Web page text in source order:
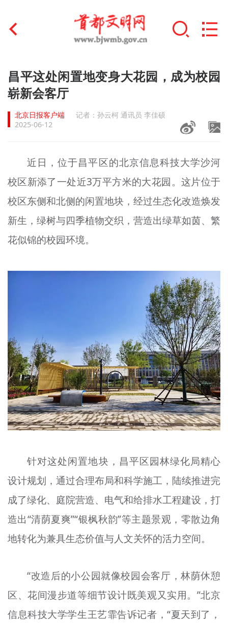
首页
文明创建
文明实践
未成年人思想道德建设
榜样人物
+
身边好人
文明评论
资料库
+
昌平这处闲置地变身大花园，成为校园
崭新会客厅
北京日报客户端
记者：孙云柯 通讯员 李佳硕
2025-06-12
近日，位于昌平区的北京信息科技大学沙河
校区新添了一处近3万平方米的大花园。这片位于
校区东侧和北侧的闲置地块，经过生态化改造焕发
新生，绿树与四季植物交织，营造出绿草如茵、繁
花似锦的校园环境。
针对这处闲置地块，昌平区园林绿化局精心
设计规划，通过合理布局和科学施工，陆续推进完
成了绿化、庭院营造、电气和给排水工程建设，打
造出“清荫夏爽”“银枫秋韵”等主题景观，零散边角
地转化为兼具生态价值与人文关怀的活力空间。
“改造后的小公园就像校园会客厅，林荫休憩
区、花间漫步道等细节设计既美观又实用。”北京
信息科技大学学生王艺霏告诉记者，“夏天到了，